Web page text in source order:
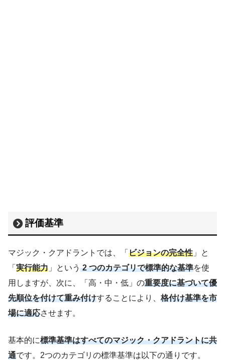
評価基準
マジック・クアドラントでは、「 ビジョンの完全性 」と
「 実行能力 」という 2 つのカテゴリで標準的な基準を使
用しますが、次に、「高・中・低」の重要度に基づいて優
先順位を付けて重み付けすることにより、 格付け基準を市
場に適応させます。
基本的に標準基準はすべてのマジック・クアドラントに共
通です。2つのカテゴリの標準基準は以下の通りです。